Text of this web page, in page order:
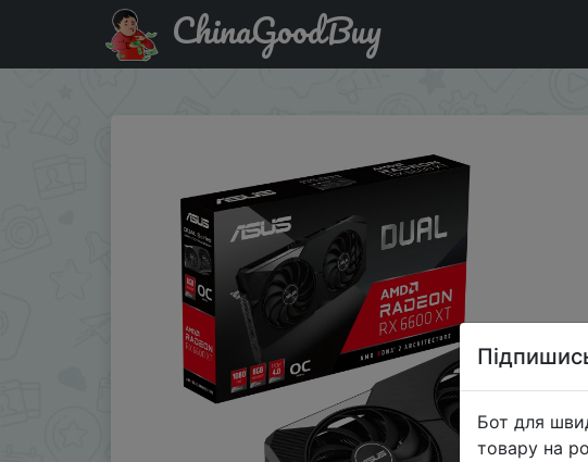
Придбати по знижці Видеокарта ASUS AMD Radeon DUAL RX 6600
ChinaGoodBuy
Бот для
товару на